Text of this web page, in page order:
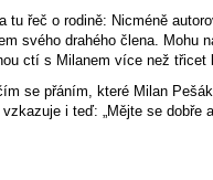
tu řeč o rodině: Nicméně
svého drahého člena. Mohu
ctí s Milanem více než třicet
se přáním, které Milan
i teď: „Mějte se dobře